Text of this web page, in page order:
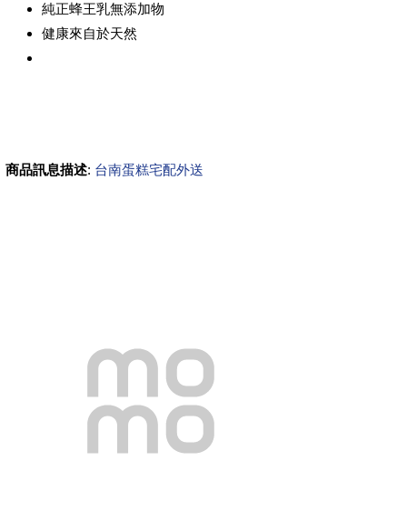
純正蜂王乳無添加物
健康來自於天然
商品訊息描述: 台南蛋糕宅配外送